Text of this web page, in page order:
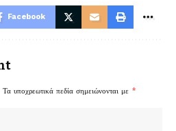
Facebook
Τα υποχρεωτικά πεδία σημειώνονται με *